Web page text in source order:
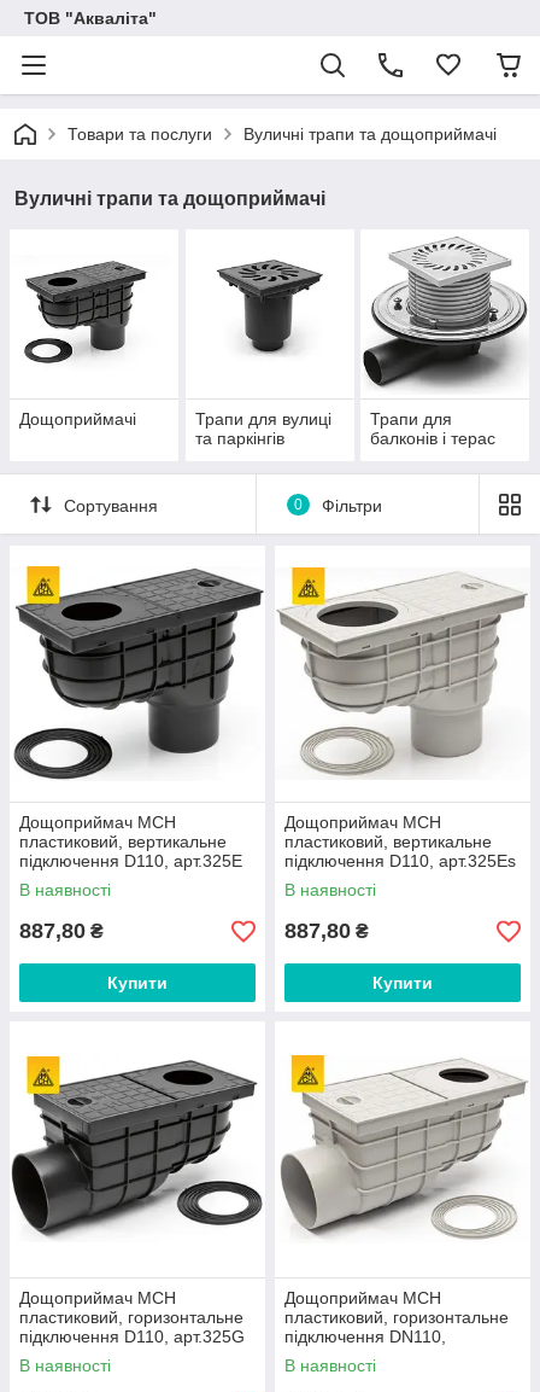
ТОВ "Акваліта"
Товари та послуги Вуличні трапи та дощоприймачі
Вуличні трапи та дощоприймачі
Дощоприймачі
Трапи для вулиці
та паркінгів
Трапи для
балконів і терас
Сортування 0 Фільтри
Дощоприймач MCH
пластиковий, вертикальне
підключення D110, арт.325Е
В наявності
887,80 ₴
Купити
Дощоприймач MCH
пластиковий, вертикальне
підключення D110, арт.325Еs
В наявності
887,80 ₴
Купити
Дощоприймач MCH
пластиковий, горизонтальне
підключення D110, арт.325G
В наявності
Дощоприймач MCH
пластиковий, горизонтальне
підключення DN110,
арт.325Gs
В наявності